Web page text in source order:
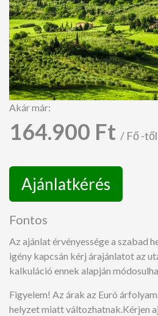
Akár már:
164.900 Ft / Fő -től
Ajánlatkérés
Fontos
Az ajánlat érvényessége a szabad
igény kapcsán kérj árajánlatot az
kalkuláció ennek alapján
Figyelem! Az árak az Euró
helyzet miatt változhatnak.Kérjen